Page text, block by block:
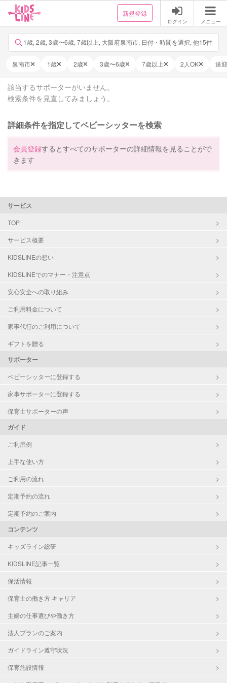
新規登録
ログイン メニュー
1歳, 2歳, 3歳〜6歳, 7歳以上, 大阪府泉南市, 日付・時間を選択, 他15件
泉南市 1歳 2歳 3歳〜6歳 7歳以上 2人OK 送
該当するサポーターがいません。
検索条件を見直してみましょう。
詳細条件を指定してベビーシッターを検索
会員登録するとすべてのサポーターの詳細情報を見ることがで
きます
サービス
TOP
サービス概要
KIDSLINEの想い
KIDSLINEでのマナー・注意点
安心安全への取り組み
ご利用料金について
家事代行のご利用について
ギフトを贈る
サポーター
ベビーシッターに登録する
家事サポーターに登録する
保育士サポーターの声
ガイド
ご利用例
上手な使い方
ご利用の流れ
定期予約の流れ
定期予約のご案内
コンテンツ
キッズライン総研
KIDSLINE記事一覧
保活情報
保育士の働き方 キャリア
主婦の仕事選びや働き方
法人プランのご案内
ガイドライン遵守状況
保育施設情報